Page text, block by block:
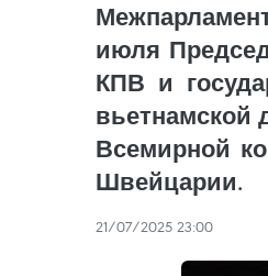
июля
КПВ и
вьетнамской
Всемирной
Швейцарии.
21/07/2025 23:00